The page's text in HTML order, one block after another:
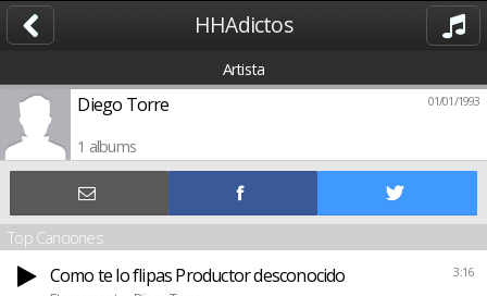
HHAdictos
Artista
01/01/1993
Diego Torre
1 albums
Top Canciones
3:16
Como te lo flipas Productor desconocido